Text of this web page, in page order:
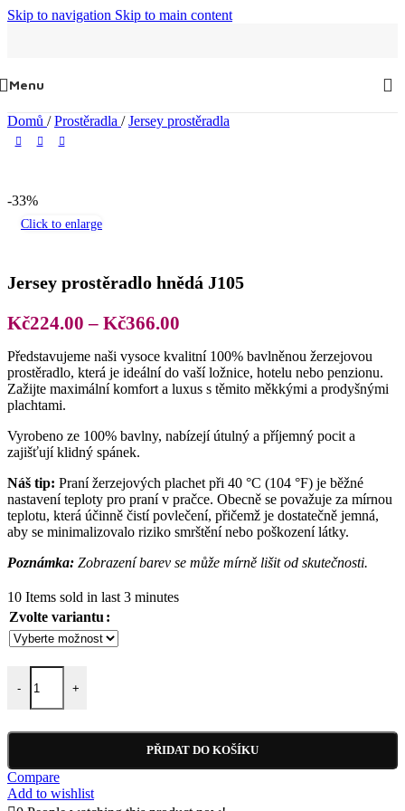
Skip to navigation Skip to main content
Menu
Domů / Prostěradla / Jersey prostěradla
-33%
Click to enlarge
Jersey prostěradlo hnědá J105
Kč224.00 – Kč366.00
Kč224.00
až
Představujeme naši vysoce kvalitní 100% bavlněnou žerzejovou
prostěradlo, která je ideální do vaší ložnice, hotelu nebo penzionu.
Zažijte maximální komfort a luxus s těmito měkkými a prodyšnými
plachtami.
Vyrobeno ze 100% bavlny, nabízejí útulný a příjemný pocit a
zajišťují klidný spánek.
Náš tip: Praní žerzejových plachet při 40 °C (104 °F) je běžné
nastavení teploty pro praní v pračce. Obecně se považuje za mírnou
teplotu, která účinně čistí povlečení, přičemž je dostatečně jemná,
aby se minimalizovalo riziko smrštění nebo poškození látky.
Poznámka: Zobrazení barev se může mírně lišit od skutečnosti.
10 Items sold in last 3 minutes
Zvolte variantu
-
Jersey prostěradlo hnědá J105 množství
+
PŘIDAT DO KOŠÍKU
Compare
Add to wishlist